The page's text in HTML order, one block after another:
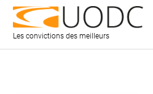
Les convictions des meilleurs